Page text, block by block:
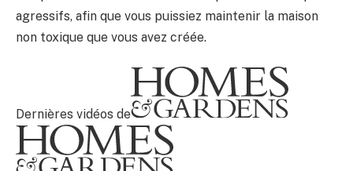
agressifs, afin que vous puissiez maintenir la maison
non toxique que vous avez créée.
Dernières vidéos de